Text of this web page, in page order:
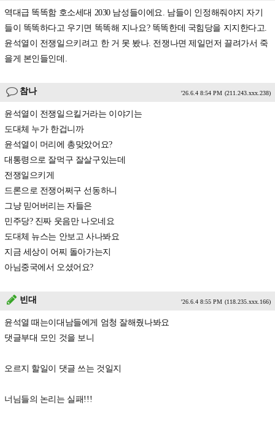
역대급 똑똑함 호소세대 2030 남성들이에요. 남들이 인정해줘야지 자기
들이 똑똑하다고 우기면 똑똑해 지나요? 똑똑한데 국힘당을 지지한다고.
윤석열이 전쟁일으키려고 한 거 못 봤나. 전쟁나면 제일먼저 끌려가서 죽
을게 본인들인데.
참나 '26.6.4 8:54 PM (211.243.xxx.238)
윤석열이 전쟁일으킬거라는 이야기는
도대체 누가 한겁니까
윤석열이 머리에 총맞았어요?
대통령으로 잘먹구 잘살구있는데
전쟁일으키게
드론으로 전쟁어쩌구 선동하니
그냥 믿어버리는 자들은
민주당? 진짜 웃음만 나오네요
도대체 뉴스는 안보고 사나봐요
지금 세상이 어찌 돌아가는지
아님중국에서 오셨어요?
빈대 '26.6.4 8:55 PM (118.235.xxx.166)
윤석열 때는이대남들에게 엄청 잘해줬나봐요
댓글부대 모인 것을 보니
오르지 할일이 댓글 쓰는 것일지
너님들의 논리는 실패!!!